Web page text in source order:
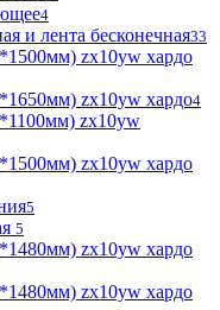
4
и лента бесконечная33
zx10yw хардо
zx10yw хардо4
zx10yw
zx10yw хардо
5
5
zx10yw хардо
zx10yw хардо